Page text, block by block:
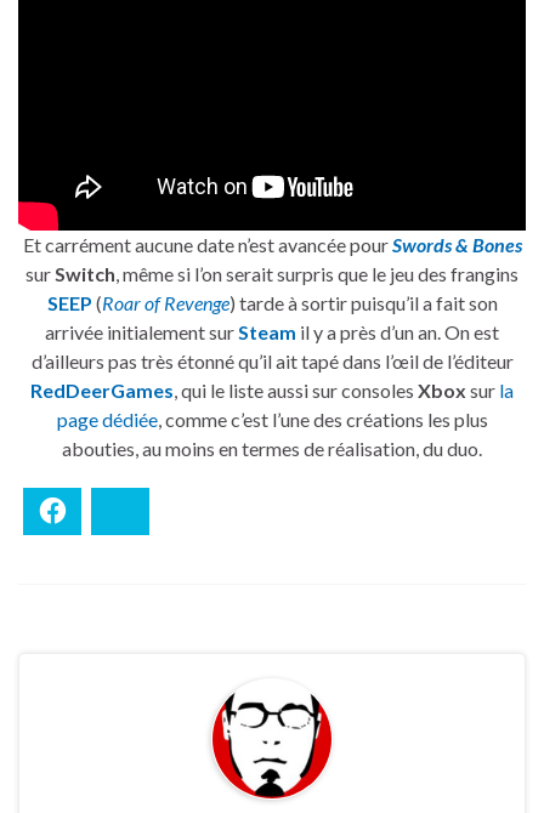
Et carrément aucune date n’est avancée pourSwords & Bones
sur Switch , même si l’on serait surpris que le jeu des frangins
SEEP (Roar of Revenge) tarde à sortir puisqu’il a fait son
arrivée initialement sur Steam il y a près d’un an. On est
d’ailleurs pas très étonné qu’il ait tapé dans l’œil de l’éditeur
RedDeerGames , qui le liste aussi sur consoles Xbox sur la
page dédiée, comme c’est l’une des créations les plus
abouties, au moins en termes de réalisation, du duo.